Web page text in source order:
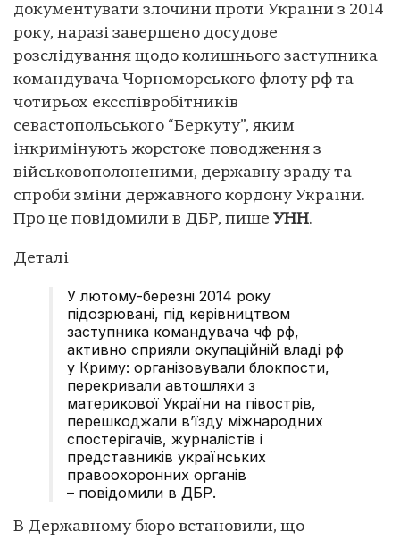
документувати злочини проти України з 2014
року, наразі завершено досудове
розслідування щодо колишнього заступника
командувача Чорноморського флоту рф та
чотирьох ексспівробітників
севастопольського “Беркуту”, яким
інкримінують жорстоке поводження з
військовополоненими, державну зраду та
спроби зміни державного кордону України.
Про це повідомили в ДБР, пише УНН.
Деталі
У лютому-березні 2014 року
підозрювані, під керівництвом
заступника командувача чф рф,
активно сприяли окупаційній владі рф
у Криму: організовували блокпости,
перекривали автошляхи з
материкової України на півострів,
перешкоджали в’їзду міжнародних
спостерігачів, журналістів і
представників українських
правоохоронних органів
– повідомили в ДБР.
В Державному бюро встановили, що